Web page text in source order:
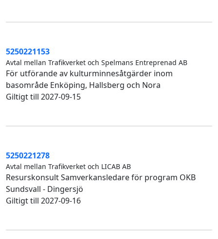
5250221153
Avtal mellan Trafikverket och Spelmans Entreprenad AB
För utförande av kulturminnesåtgärder inom
basområde Enköping, Hallsberg och Nora
Giltigt till 2027-09-15
5250221278
Avtal mellan Trafikverket och LICAB AB
Resurskonsult Samverkansledare för program OKB
Sundsvall - Dingersjö
Giltigt till 2027-09-16